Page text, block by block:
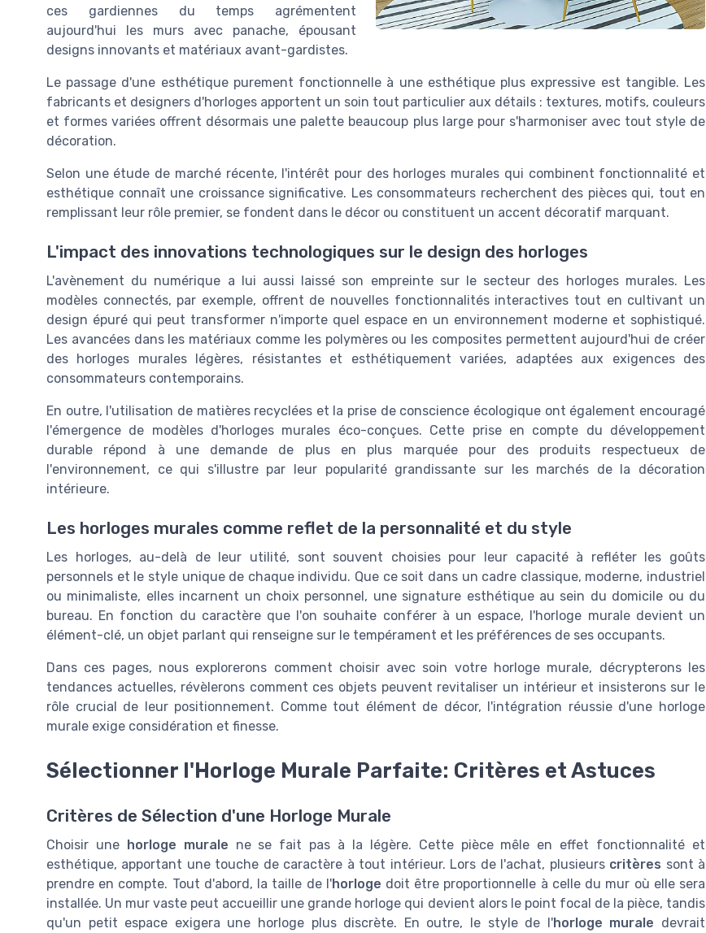
ces gardiennes du temps agrémentent
aujourd'hui les murs avec panache, épousant
designs innovants et matériaux avant-gardistes.
Le passage d'une esthétique purement fonctionnelle à une esthétique plus expressive est tangible. Les
fabricants et designers d'horloges apportent un soin tout particulier aux détails : textures, motifs, couleurs
et formes variées offrent désormais une palette beaucoup plus large pour s'harmoniser avec tout style de
décoration.
Selon une étude de marché récente, l'intérêt pour des horloges murales qui combinent fonctionnalité et
esthétique connaît une croissance significative. Les consommateurs recherchent des pièces qui, tout en
remplissant leur rôle premier, se fondent dans le décor ou constituent un accent décoratif marquant.
L'impact des innovations technologiques sur le design des horloges
L'avènement du numérique a lui aussi laissé son empreinte sur le secteur des horloges murales. Les
modèles connectés, par exemple, offrent de nouvelles fonctionnalités interactives tout en cultivant un
design épuré qui peut transformer n'importe quel espace en un environnement moderne et sophistiqué.
Les avancées dans les matériaux comme les polymères ou les composites permettent aujourd'hui de créer
des horloges murales légères, résistantes et esthétiquement variées, adaptées aux exigences des
consommateurs contemporains.
En outre, l'utilisation de matières recyclées et la prise de conscience écologique ont également encouragé
l'émergence de modèles d'horloges murales éco-conçues. Cette prise en compte du développement
durable répond à une demande de plus en plus marquée pour des produits respectueux de
l'environnement, ce qui s'illustre par leur popularité grandissante sur les marchés de la décoration
intérieure.
Les horloges murales comme reflet de la personnalité et du style
Les horloges, au-delà de leur utilité, sont souvent choisies pour leur capacité à refléter les goûts
personnels et le style unique de chaque individu. Que ce soit dans un cadre classique, moderne, industriel
ou minimaliste, elles incarnent un choix personnel, une signature esthétique au sein du domicile ou du
bureau. En fonction du caractère que l'on souhaite conférer à un espace, l'horloge murale devient un
élément-clé, un objet parlant qui renseigne sur le tempérament et les préférences de ses occupants.
Dans ces pages, nous explorerons comment choisir avec soin votre horloge murale, décrypterons les
tendances actuelles, révèlerons comment ces objets peuvent revitaliser un intérieur et insisterons sur le
rôle crucial de leur positionnement. Comme tout élément de décor, l'intégration réussie d'une horloge
murale exige considération et finesse.
Sélectionner l'Horloge Murale Parfaite: Critères et Astuces
Critères de Sélection d'une Horloge Murale
Choisir une horloge murale ne se fait pas à la légère. Cette pièce mêle en effet fonctionnalité et
esthétique, apportant une touche de caractère à tout intérieur. Lors de l'achat, plusieurs critères sont à
prendre en compte. Tout d'abord, la taille de l'horloge doit être proportionnelle à celle du mur où elle sera
installée. Un mur vaste peut accueillir une grande horloge qui devient alors le point focal de la pièce, tandis
qu'un petit espace exigera une horloge plus discrète. En outre, le style de l'horloge murale devrait